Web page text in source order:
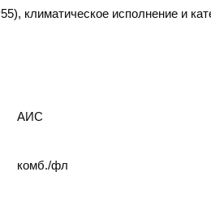
климатическое исполнение и
АИС
комб./фл